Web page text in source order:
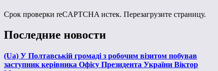
Срок проверки reCAPTCHA истек. Перезагрузите страницу.
Последние новости
(Ua) У Полтавській громаді з робочим візитом побував
заступник керівника Офісу Президента України Віктор